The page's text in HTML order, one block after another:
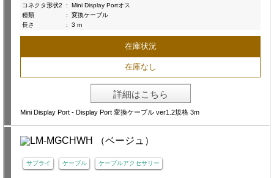
コネクタ形状2
:
Mini Display Portオス
種類
:
変換ケーブル
長さ
: 3 m
在庫状況
在庫なし
詳細はこちら
Mini Display Port - Display Port 変換ケーブル ver1.2規格 3m
サプライ ケーブル ケーブルアクセサリー